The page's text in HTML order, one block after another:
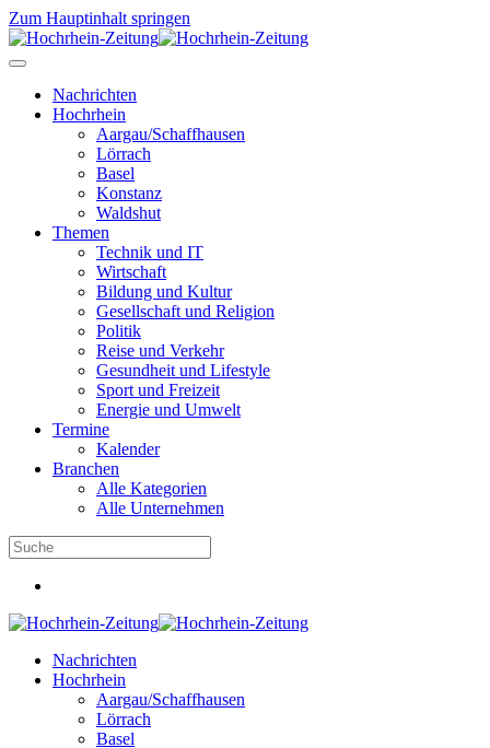
Zum Hauptinhalt springen
Nachrichten
Hochrhein
Aargau/Schaffhausen
Lörrach
Basel
Konstanz
Waldshut
Themen
Technik und IT
Wirtschaft
Bildung und Kultur
Gesellschaft und Religion
Politik
Reise und Verkehr
Gesundheit und Lifestyle
Sport und Freizeit
Energie und Umwelt
Termine
Kalender
Branchen
Alle Kategorien
Alle Unternehmen
Nachrichten
Hochrhein
Aargau/Schaffhausen
Lörrach
Basel